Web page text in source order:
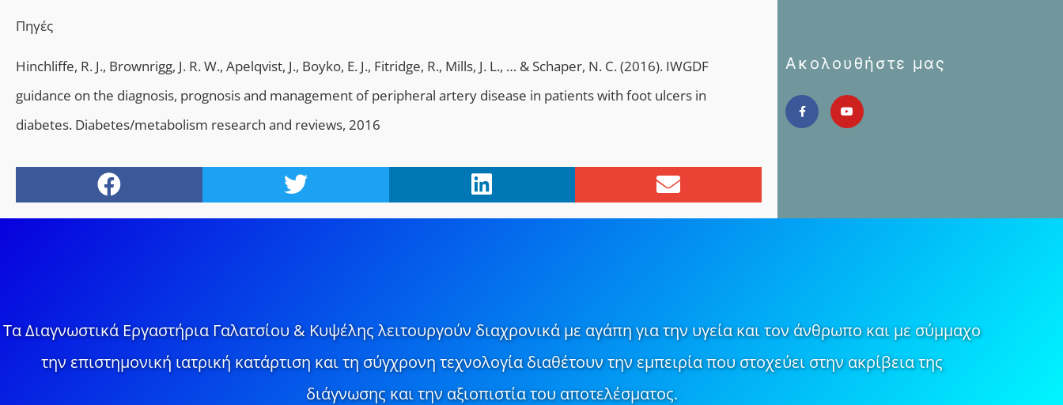
Πηγές
Hinchliffe, R. J., Brownrigg, J. R. W., Apelqvist, J., Boyko, E. J., Fitridge, R., Mills, J. L., … & Schaper, N. C. (2016). IWGDF
guidance on the diagnosis, prognosis and management of peripheral artery disease in patients with foot ulcers in
diabetes. Diabetes/metabolism research and reviews, 2016
Ακολουθήστε μας
Τα Διαγνωστικά Εργαστήρια Γαλατσίου & Κυψέλης λειτουργούν διαχρονικά με αγάπη για την υγεία και τον άνθρωπο και με σύμμαχο
την επιστημονική ιατρική κατάρτιση και τη σύγχρονη τεχνολογία διαθέτουν την εμπειρία που στοχεύει στην ακρίβεια της
διάγνωσης και την αξιοπιστία του αποτελέσματος.